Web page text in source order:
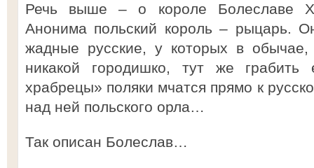
Речь выше – о короле Болеславе
Анонима польский король – рыцарь.
жадные русские, у которых в обычае,
никакой городишко, тут же грабить
храбрецы» поляки мчатся прямо к
над ней польского орла…
Так описан Болеслав…